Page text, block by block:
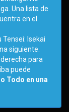
Una lista de
en el
Tensei: Isekai
siguiente.
para
puede
Todo en una